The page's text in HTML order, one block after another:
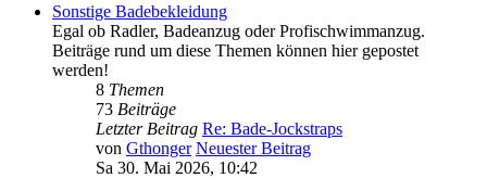
Sonstige Badebekleidung
Egal ob Radler, Badeanzug oder Profischwimmanzug.
Beiträge rund um diese Themen können hier gepostet
werden!
8 Themen
73 Beiträge
Letzter Beitrag Re: Bade-Jockstraps
von Gthonger Neuester Beitrag
Sa 30. Mai 2026, 10:42